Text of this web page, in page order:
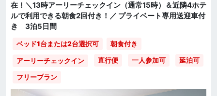
在！＼13時アーリーチェックイン（通常15時）＆近隣4ホテ
ルで利用できる朝食2回付き！／ プライベート専用送迎車付
き 3泊5日間
ベッド1台または2台選択可 朝食付き
アーリーチェックイン 直行便 一人参加可 延泊可
フリープラン